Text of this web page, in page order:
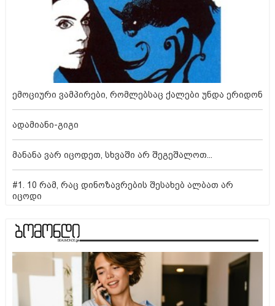
ემოციური ვამპირები, რომლებსაც ქალები უნდა ერიდონ
ადამიანი-გიგი
მანანა ვარ იცოდეთ, სხვაში არ შეგეშალოთ...
#1. 10 რამ, რაც დინოზავრების შესახებ ალბათ არ
იცოდი